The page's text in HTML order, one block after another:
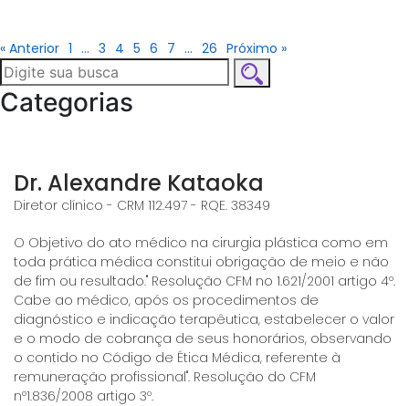
« Anterior 1 … 3 4 5 6 7 … 26 Próximo »
Categorias
Dr. Alexandre Kataoka
Diretor clínico - CRM 112.497 - RQE. 38349
O Objetivo do ato médico na cirurgia plástica como em
toda prática médica constitui obrigação de meio e não
de fim ou resultado." Resolução CFM no 1.621/2001 artigo 4º.
Cabe ao médico, após os procedimentos de
diagnóstico e indicação terapêutica, estabelecer o valor
e o modo de cobrança de seus honorários, observando
o contido no Código de Ética Médica, referente à
remuneração profissional". Resolução do CFM
nº1.836/2008 artigo 3º.